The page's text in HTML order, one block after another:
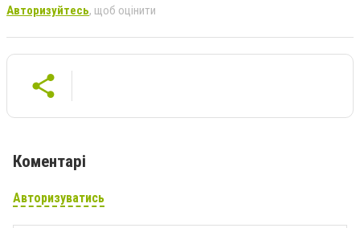
Авторизуйтесь, щоб оцінити
Коментарі
Авторизуватись